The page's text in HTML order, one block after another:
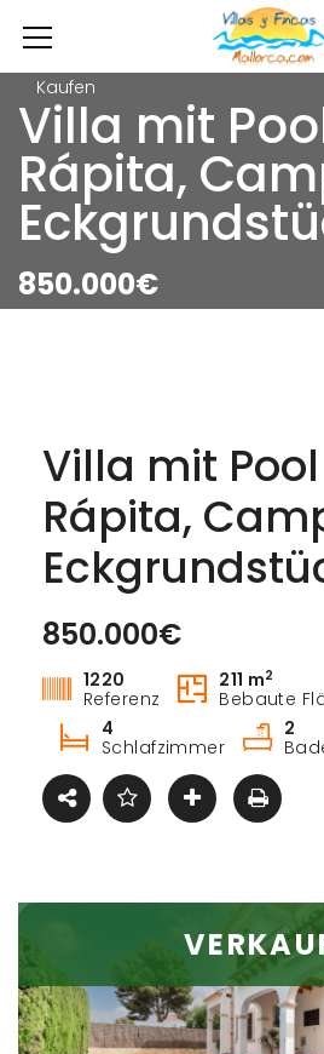
Kaufen
Villa mit
Rápita,
850.000€
Villa mit
Rápita,
850.000€
1220
Referenz
211 m2
Bebaute
4
Schlafzimmer
2